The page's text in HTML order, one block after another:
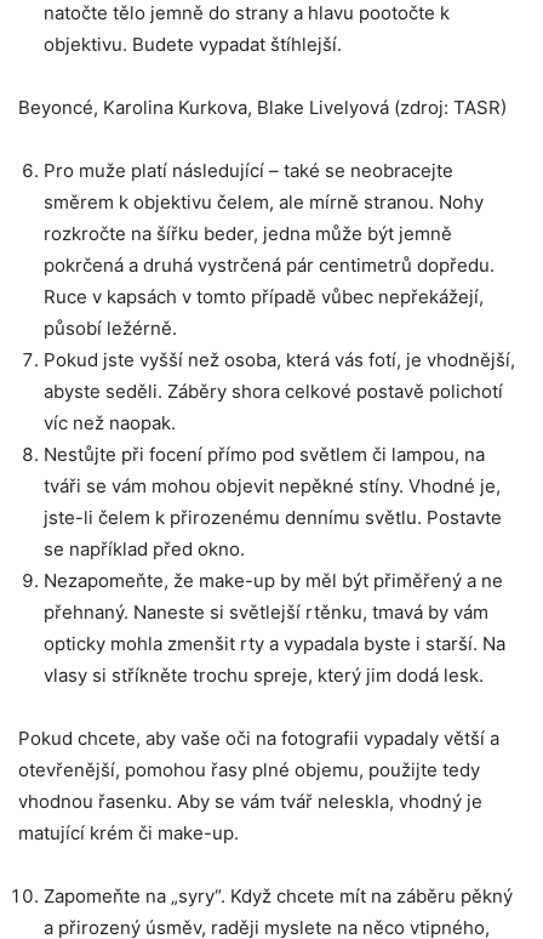
natočte tělo jemně do strany a hlavu pootočte k
objektivu. Budete vypadat štíhlejší.
Beyoncé, Karolina Kurkova, Blake Livelyová (zdroj: TASR)
Pro muže platí následující – také se neobracejte
směrem k objektivu čelem, ale mírně stranou. Nohy
rozkročte na šířku beder, jedna může být jemně
pokrčená a druhá vystrčená pár centimetrů dopředu.
Ruce v kapsách v tomto případě vůbec nepřekážejí,
působí ležérně.
Pokud jste vyšší než osoba, která vás fotí, je vhodnější,
abyste seděli. Záběry shora celkové postavě polichotí
víc než naopak.
Nestůjte při focení přímo pod světlem či lampou, na
tváři se vám mohou objevit nepěkné stíny. Vhodné je,
jste-li čelem k přirozenému dennímu světlu. Postavte
se například před okno.
Nezapomeňte, že make-up by měl být přiměřený a ne
přehnaný. Naneste si světlejší rtěnku, tmavá by vám
opticky mohla zmenšit rty a vypadala byste i starší. Na
vlasy si stříkněte trochu spreje, který jim dodá lesk.
Pokud chcete, aby vaše oči na fotografii vypadaly větší a
otevřenější, pomohou řasy plné objemu, použijte tedy
vhodnou řasenku. Aby se vám tvář neleskla, vhodný je
matující krém či make-up.
Zapomeňte na „syry“. Když chcete mít na záběru pěkný
a přirozený úsměv, raději myslete na něco vtipného, ​​